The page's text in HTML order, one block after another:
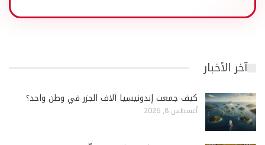
آخر الأخبار
كيف جمعت إندونيسيا آلاف الجزر في وطن واحد؟
أغسطس 8, 2026